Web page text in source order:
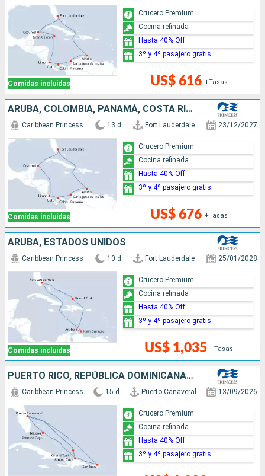
Comidas incluidas US$ 616 +Tasas
Crucero Premium
Cocina refinada
Hasta 40% Off
3º y 4º pasajero gratis
ARUBA, COLOMBIA, PANAMÁ, COSTA RICA, MÉXICO, ESTADOS UNIDOS
Comidas incluidas
Caribbean Princess 13 d Fort Lauderdale 23/12/2027
US$ 676 +Tasas
Crucero Premium
Cocina refinada
Hasta 40% Off
3º y 4º pasajero gratis
ARUBA, ESTADOS UNIDOS
Comidas incluidas
Caribbean Princess 10 d Fort Lauderdale 25/01/2028
US$ 1,035 +Tasas
Crucero Premium
Cocina refinada
Hasta 40% Off
3º y 4º pasajero gratis
PUERTO RICO, REPÚBLICA DOMINICANA, BAHAMAS, ESTADOS UNIDOS
Caribbean Princess 15 d Puerto Canaveral 13/09/2026
Crucero Premium
Cocina refinada
Hasta 40% Off
3º y 4º pasajero gratis